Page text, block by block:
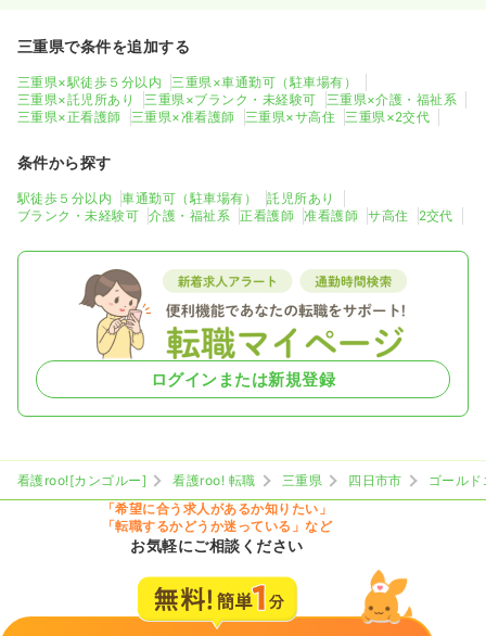
三重県で条件を追加する
三重県×駅徒歩５分以内
三重県×車通勤可（駐車場有）
三重県×託児所あり
三重県×ブランク・未経験可
三重県×介護・福祉系
三重県×正看護師
三重県×准看護師 三重県×サ高住 三重県×2交代
条件から探す
駅徒歩５分以内 車通勤可（駐車場有）
託児所あり
ブランク・未経験可
介護・福祉系 正看護師 准看護師 サ高住 2交代
ログインまたは新規登録
看護roo![カンゴルー] 看護roo! 転職 三重県 四日市市
ゴール
「希望に合う求人があるか知りたい」
「転職するかどうか迷っている」など
お気軽にご相談ください